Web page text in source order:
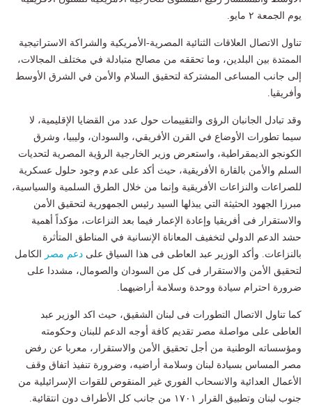
يوم الجمعة ٢ مايو.
تناول الاتصال العلاقات الثنائية المصرية-الأمريكية والشراكة الاستراتيجية
الممتدة بين البلدين، وما تحققه من مصالح متبادلة في مختلف المجالات،
إلى جانب المساعى المشتركة لتحقيق السلام والأمن في الشرق الأوسط
وأفريقيا.
وقد تبادل الجانبان الرؤى والتقييمات حول عدد من القضايا الإقليمية، لا
سيما تطورات الأوضاع في القرن الأفريقي، والسودان، وليبيا، وشرق
الكونجو الديمقراطية، واستعرض وزير الخارجية الرؤية المصرية لتحديات
السلم والأمن بالقارة الأفريقية، حيث أكد على عدم وجود حلول عسكرية
للصراعات والنزاعات الأفريقية وإنما من خلال الطرق السلمية والسياسية،
مبرزا الجهود الحثيثة التي يبذلها السيد رئيس الجمهورية لتحقيق الأمن
والاستقرار فى أفريقيا وإعادة الإعمار فيما بعد النزاعات، مؤكداً أهمية
حشد الدعم الدولي لتخفيف المعاناة الإنسانية في المناطق المتأثرة
بالنزاعات. وأكد الوزير عبد العاطى فى هذا السياق على دعم مصر
الكامل
لتحقيق الأمن والاستقرار فى كل من السودان والصومال، مشددا على
ضرورة احترام سيادة ووحدة وسلامة أراضيهما.
كما تناول الاتصال التطورات فى لبنان الشقيق، حيث اكد الوزير عبد
العاطى على مواصلة مصر تقديم كافة أوجه الدعم للبنان وحكومته
ومؤسساته الوطنية من أجل تحقيق الأمن والاستقرار، معربا عن رفض
مصر المساس بسيادة لبنان وسلامة أراضيه، وضرورة تنفيذ اتفاق وقف
الأعمال العدائية والانسحاب الفوري غير المنقوص للقوات الإسرائيلية من
جنوب لبنان وتطبيق القرار ١٧٠١ من جانب كل الأطراف دون انتقائية.